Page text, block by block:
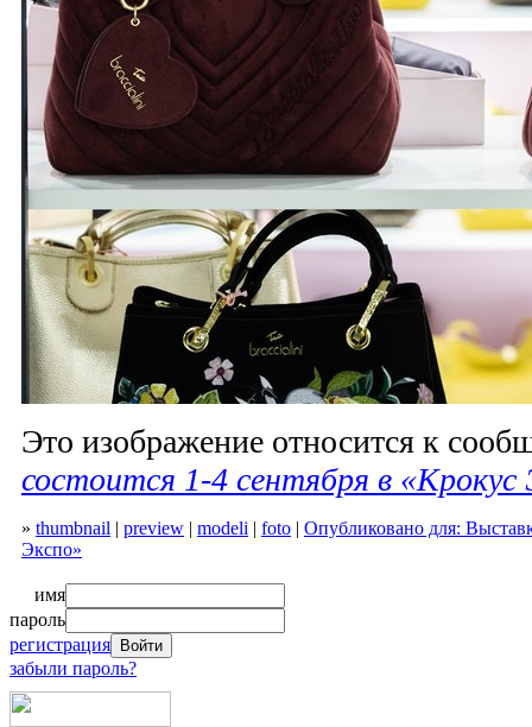
Это изображение относится к
состоится 1-4 сентября в «Крокус
» thumbnail | preview | modeli | foto | Опубликовано для:
Экспо»
имя
пароль
регистрация
забыли пароль?